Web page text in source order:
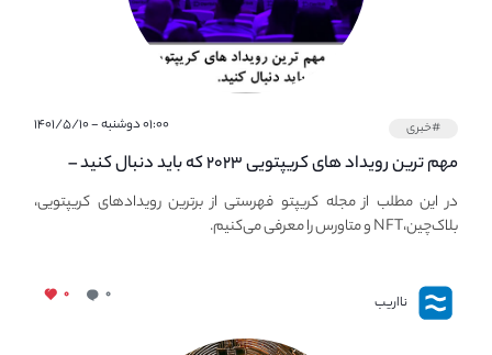
#خبری ۰۱:۰۰ دوشنبه - ۱۴۰۱/۵/۱۰
مهم ترین رویداد های کریپتویی ۲۰۲۳ که باید دنبال کنید –
معرفی بهترین رویداد های جهانی
در این مطلب از مجله کریپتو فهرستی از برترین رویدادهای کریپتویی،
بلاک‌چین،NFT و متاورس را معرفی می‌کنیم.
نااریب ۰ ۰